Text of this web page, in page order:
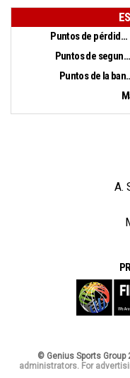
Puntos de pérdidas:
Puntos de segunda oportunidad:
Puntos
A.
© Genius Sports Group
administrators. For